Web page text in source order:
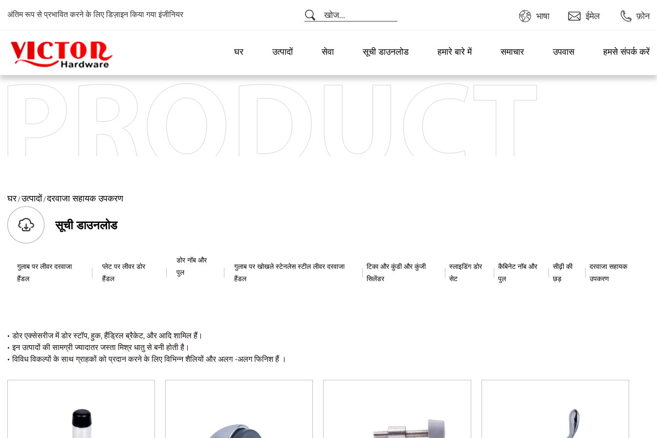
अंतिम रूप से प्रभावित करने के लिए डिज़ाइन किया गया इंजीनियर खोज... भाषा ईमेल फ़ोन
घर उत्पादों सेवा सूची डाउनलोड हमारे बारे में समाचार उपवास हमसे संपर्क करें
घर /उत्पादों /दरवाजा सहायक उपकरण
सूची डाउनलोड
गुलाब पर लीवर दरवाजा
हैंडल
प्लेट पर लीवर डोर
हैंडल
डोर नॉब और
पुल
गुलाब पर खोखले स्टेनलेस स्टील लीवर दरवाजा
हैंडल
टिका और कुंडी और कुंजी
सिलेंडर
स्लाइडिंग डोर
सेट
कैबिनेट नॉब और
पुल
सीढ़ी की
छड़
दरवाजा सहायक
उपकरण
·डोर एक्सेसरीज में डोर स्टॉप, हुक, हैंड्रिल ब्रैकेट, और आदि शामिल हैं।
·इन उत्पादों की सामग्री ज्यादातर जस्ता मिश्र धातु से बनी होती है।
·विविध विकल्पों के साथ ग्राहकों को प्रदान करने के लिए विभिन्न शैलियों और अलग -अलग फिनिश हैं ।